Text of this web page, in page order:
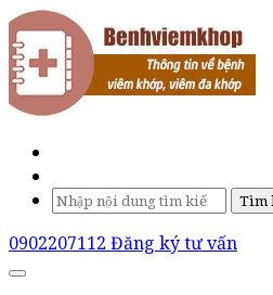
Tìm
0902207112 Đăng ký tư vấn